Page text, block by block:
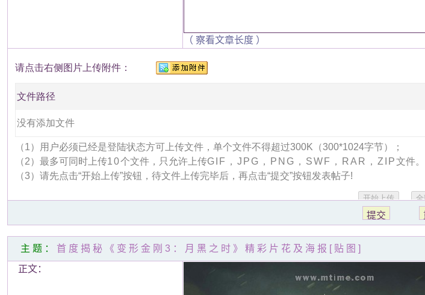
（ 察看文章长度 ）
主题： 首度揭秘《变形金刚3：月黑之时》精彩片花及海报[贴图]
正文：